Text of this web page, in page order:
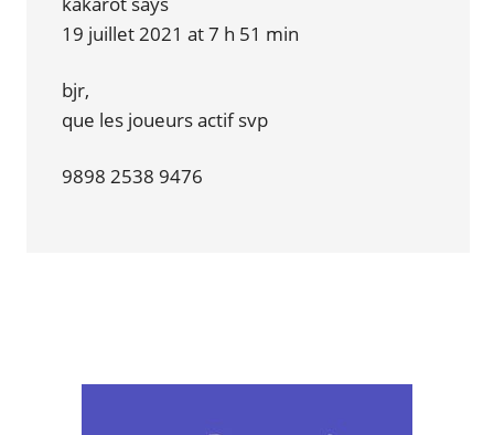
19 juillet 2021 at 7 h 51 min
bjr,
que les joueurs actif svp
9898 2538 9476